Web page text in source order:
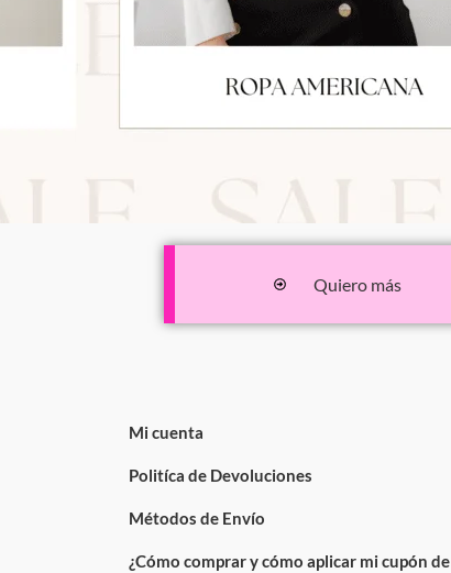
Quiero más
Mi cuenta
Politíca de Devoluciones
Métodos de Envío
¿Cómo comprar y cómo aplicar mi cupón de